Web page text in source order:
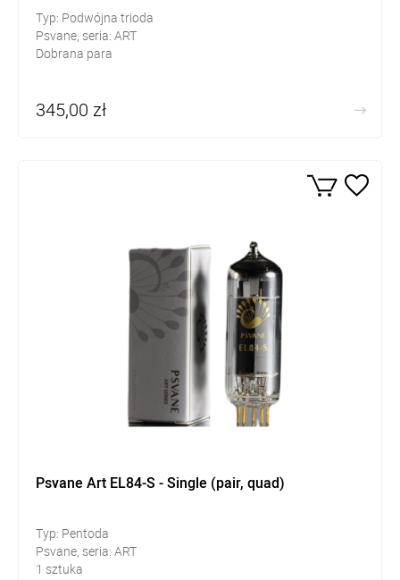
Typ: Podwójna trioda
Psvane, seria: ART
Dobrana para
345,00 zł
Psvane Art EL84-S - Single (pair, quad)
Typ: Pentoda
Psvane, seria: ART
1 sztuka